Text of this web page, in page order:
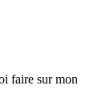
faire sur mon